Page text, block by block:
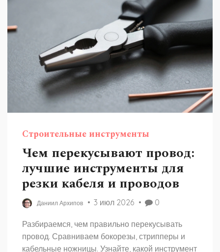
Строительные инструменты
Чем перекусывают провод:
лучшие инструменты для
резки кабеля и проводов
Даниил Архипов 3 июл 2026 0
Разбираемся, чем правильно перекусывать
провод. Сравниваем бокорезы, стрипперы и
кабельные ножницы. Узнайте, какой инструмент